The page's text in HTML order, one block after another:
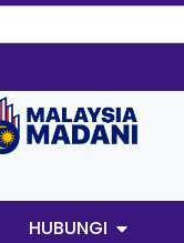
HUBUNGI